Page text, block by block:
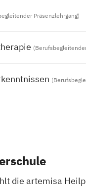
Präsenzlehrgang)
die artemisa